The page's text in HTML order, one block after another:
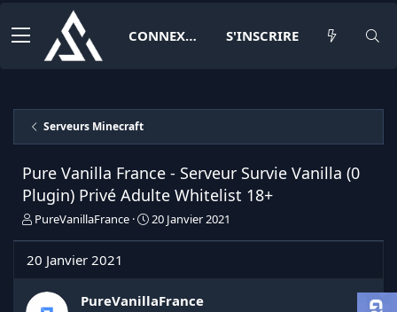
CONNEXION S'INSCRIRE
Serveurs Minecraft
Pure Vanilla France - Serveur Survie Vanilla (0
Plugin) Privé Adulte Whitelist 18+
I
t
a
PureVanillaFrance
D
e
20 Janvier 2021
20 Janvier 2021
PureVanillaFrance